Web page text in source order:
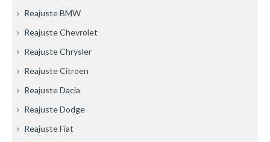
Reajuste BMW
Reajuste Chevrolet
Reajuste Chrysler
Reajuste Citroen
Reajuste Dacia
Reajuste Dodge
Reajuste Fiat